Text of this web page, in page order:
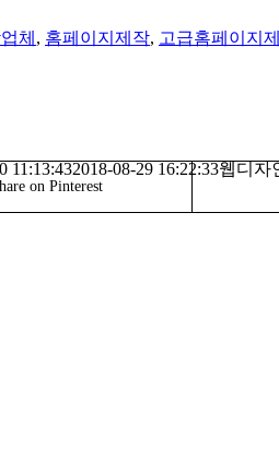
체 , 홈페이지제작, 고급홈페이지
on Pinterest
11:13:432018-08-29 16:22:33웹디자